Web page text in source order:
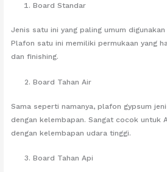
Board Standar
Jenis satu ini yang paling umum
Plafon satu ini memiliki permukaan yang
dan finishing.
Board Tahan Air
Sama seperti namanya, plafon gypsum
dengan kelembapan. Sangat cocok untuk
dengan kelembapan udara tinggi.
Board Tahan Api